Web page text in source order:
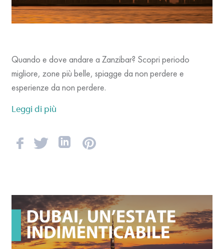
Quando e dove andare a Zanzibar? Scopri periodo
migliore, zone più belle, spiagge da non perdere e
esperienze da non perdere.
Leggi di più